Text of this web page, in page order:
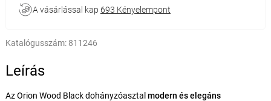
A vásárlással kap 693 Kényelempont
Katalógusszám: 811246
Leírás
Az Orion Wood Black dohányzóasztalmodern és elegáns